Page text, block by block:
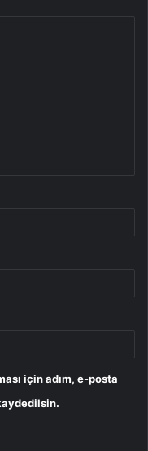
için adım, e-posta